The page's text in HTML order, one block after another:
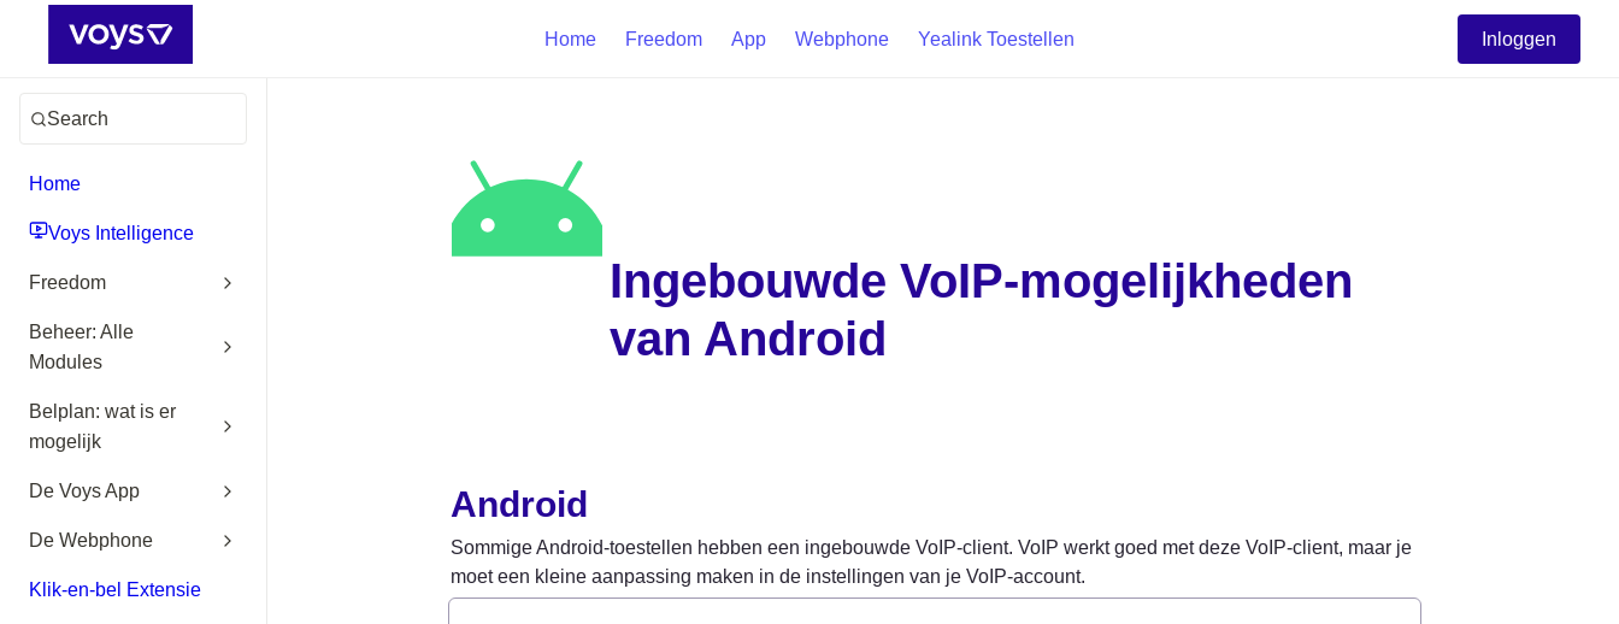
Home Freedom App Webphone Yealink Toestellen Inloggen
Search
Home
Voys Intelligence
Freedom
Beheer: Alle
Modules
Belplan: wat is er
mogelijk
De Voys App
De Webphone
Klik-en-bel Extensie
Ingebouwde VoIP-mogelijkheden
van Android
Android
Sommige Android-toestellen hebben een ingebouwde VoIP-client. VoIP werkt goed met deze VoIP-client, maar je
moet een kleine aanpassing maken in de instellingen van je VoIP-account.